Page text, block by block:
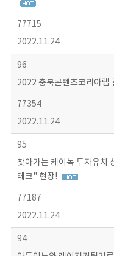
77715
2022.11.24
96
2022 충북콘텐츠코리아랩
77354
2022.11.24
95
찾아가는 케이녹 투자유치
테크" 현장!
77187
2022.11.24
94